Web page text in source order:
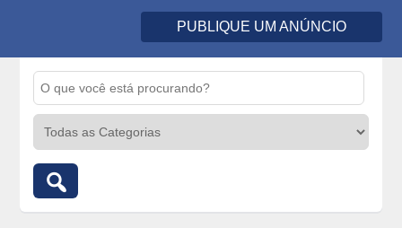
PUBLIQUE UM ANÚNCIO